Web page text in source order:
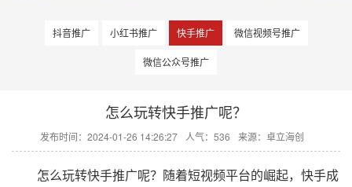
抖音推广 小红书推广 快手推广 微信视频号推广
微信公众号推广
怎么玩转快手推广呢？
发布时间：2024-01-26 14:26:27 人气：536 来源：卓立海创
怎么玩转快手推广呢？随着短视频平台的崛起，快手成